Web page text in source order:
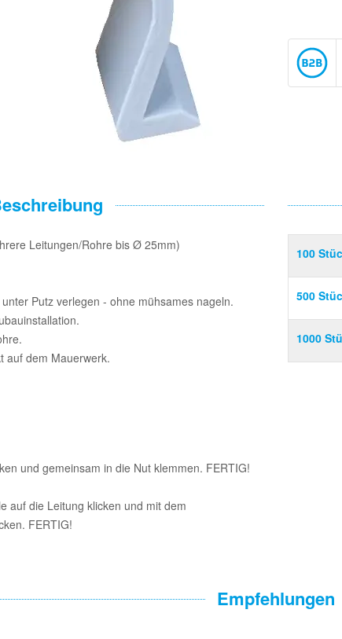
100
500
1000
Leitungen/Rohre bis Ø 25mm)
Putz verlegen - ohne mühsames nageln.
auf dem Mauerwerk.
und gemeinsam in die Nut klemmen. FERTIG!
auf die Leitung klicken und mit dem
FERTIG!
Empfehlungen